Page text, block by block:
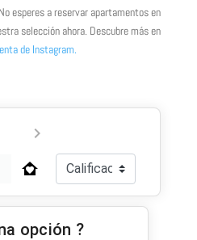
esperes a reservar apartamentos en
selección ahora. Descubre más en
de Instagram.